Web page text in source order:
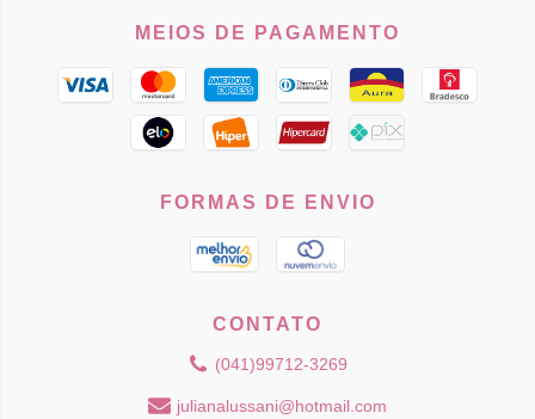
MEIOS DE PAGAMENTO
FORMAS DE ENVIO
CONTATO
(041)99712-3269
julianalussani@hotmail.com